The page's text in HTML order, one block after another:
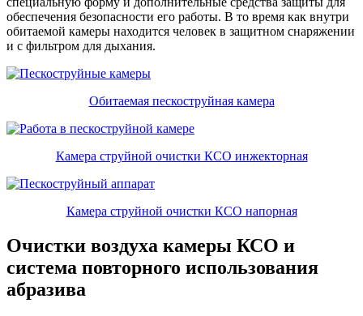
обеспечения безопасности его работы. В то время как внутри
обитаемой камеры находится человек в защитном снаряжении
и с фильтром для дыхания.
Обитаемая пескоструйная камера
Камера струйной очистки КСО инжекторная
Камера струйной очистки КСО напорная
Очистки воздуха камеры КСО и
система повторного использования
абразива